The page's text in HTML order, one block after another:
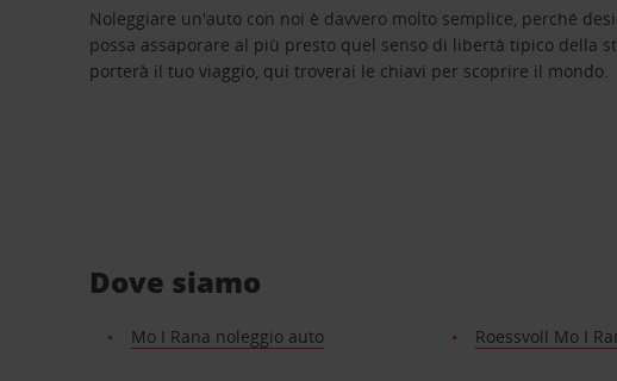
Noleggiare un'auto con noi è davvero molto semplice, perché
possa assaporare al più presto quel senso di libertà tipico della
porterà il tuo viaggio, qui troverai le chiavi per scoprire il mondo.
Dove siamo
Mo I Rana noleggio auto Roessvoll Mo I